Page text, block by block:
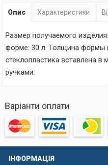
Опис Характеристики
Размер получаемого
форме: 30 л. Толщина
стеклопластика вставлена в
ручками.
Варіанти оплати
ІНФОРМАЦІЯ